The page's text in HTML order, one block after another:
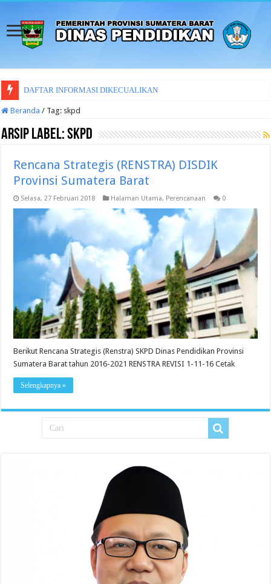
DAFTAR INFORMASI DIKECUALIKAN
Beranda / Tag: skpd
Arsip Label:skpd
Rencana Strategis (RENSTRA) DISDIK
Provinsi Sumatera Barat
Selasa, 27 Februari 2018 Halaman Utama, Perencanaan 0
Berikut Rencana Strategis (Renstra) SKPD Dinas Pendidikan Provinsi
Sumatera Barat tahun 2016-2021 RENSTRA REVISI 1-11-16 Cetak
Selengkapnya »